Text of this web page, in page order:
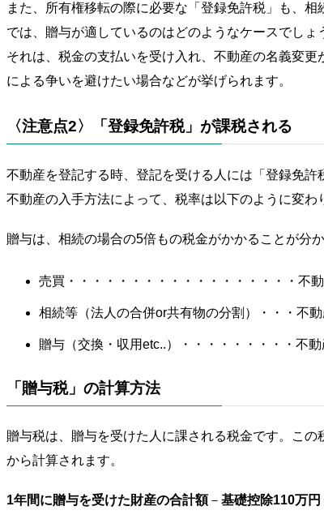
また、所有権移転の際に必要な「登録免許税」も、相
では、贈与が適しているのはどのようなケースでしょ
それは、税金の支払いを受け入れ、不動産の名義変
による争いを避けたい場合などが挙げられます。
〈注意点2〉「登録免許税」が課税される
不動産を登記する時、登記を受ける人には「登録免許
不動産の入手方法によって、税率は以下のように変わ
贈与は、相続の場合の5倍もの税金がかかることが分か
売買・・・・・・・・・・・・・・・・・・不
相続等（法人の合併or共有物の分割）・・・不
贈与（交換・収用etc..）・・・・・・・・・不
「贈与税」の計算方法
贈与税は、贈与を受けた人に課される税金です。こ
から計算されます。
1年間に贈与を受けた財産の合計額－ 基礎控除110万円